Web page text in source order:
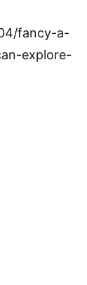
fancy-a-
explore-